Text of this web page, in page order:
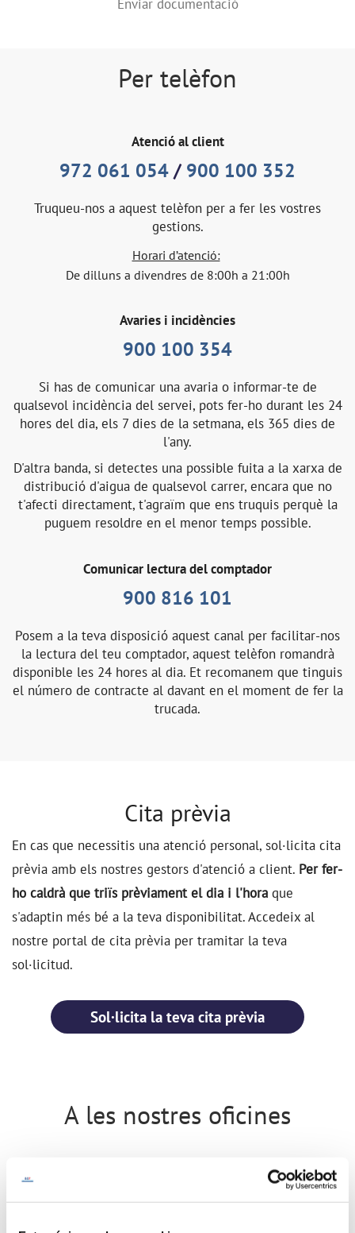
Enviar documentació
Per telèfon
Atenció al client
972 061 054/900 100 352
Truqueu-nos a aquest telèfon per a fer les vostres
gestions.
Horari d’atenció:
De dilluns a divendres de 8:00h a 21:00h
Avaries i incidències
900 100 354
Si has de comunicar una avaria o informar-te de
qualsevol incidència del servei, pots fer-ho durant les 24
hores del dia, els 7 dies de la setmana, els 365 dies de
l'any.
D'altra banda, si detectes una possible fuita a la xarxa de
distribució d'aigua de qualsevol carrer, encara que no
t'afecti directament, t'agraïm que ens truquis perquè la
puguem resoldre en el menor temps possible.
Comunicar lectura del comptador
900 816 101
Posem a la teva disposició aquest canal per facilitar-nos
la lectura del teu comptador, aquest telèfon romandrà
disponible les 24 hores al dia. Et recomanem que tinguis
el número de contracte al davant en el moment de fer la
trucada.
Cita prèvia
En cas que necessitis una atenció personal, sol·licita cita
prèvia amb els nostres gestors d'atenció a client. Per fer-
ho caldrà que triïs prèviament el dia i l'hora que
s'adaptin més bé a la teva disponibilitat.Accedeix al
nostre portal de cita prèvia per tramitar la teva
sol·licitud.
Sol·licita la teva cita prèvia
A les nostres oficines
C/ Sils, 5